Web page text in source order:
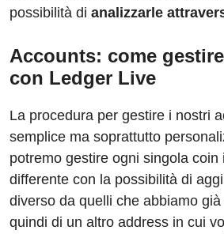
possibilità di analizzarle
Accounts: come
con Ledger Live
La procedura per gestire i nostri
semplice ma soprattutto
potremo gestire ogni singola coin
differente con la possibilità di
diverso da quelli che abbiamo
quindi di un altro address in cui